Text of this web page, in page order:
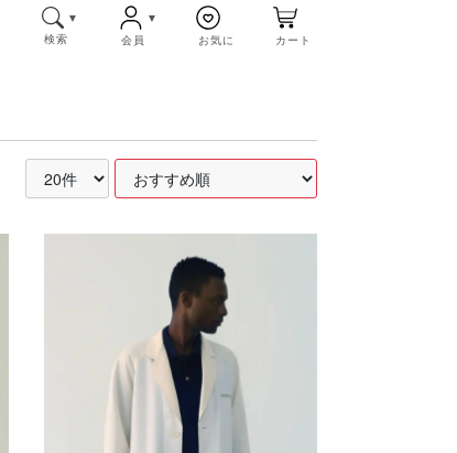
検索 会員 お気に カート